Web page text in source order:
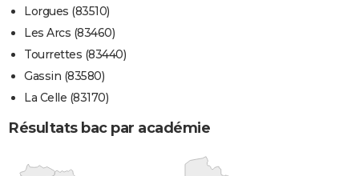
Lorgues (83510)
Les Arcs (83460)
Tourrettes (83440)
Gassin (83580)
La Celle (83170)
Résultats bac par académie